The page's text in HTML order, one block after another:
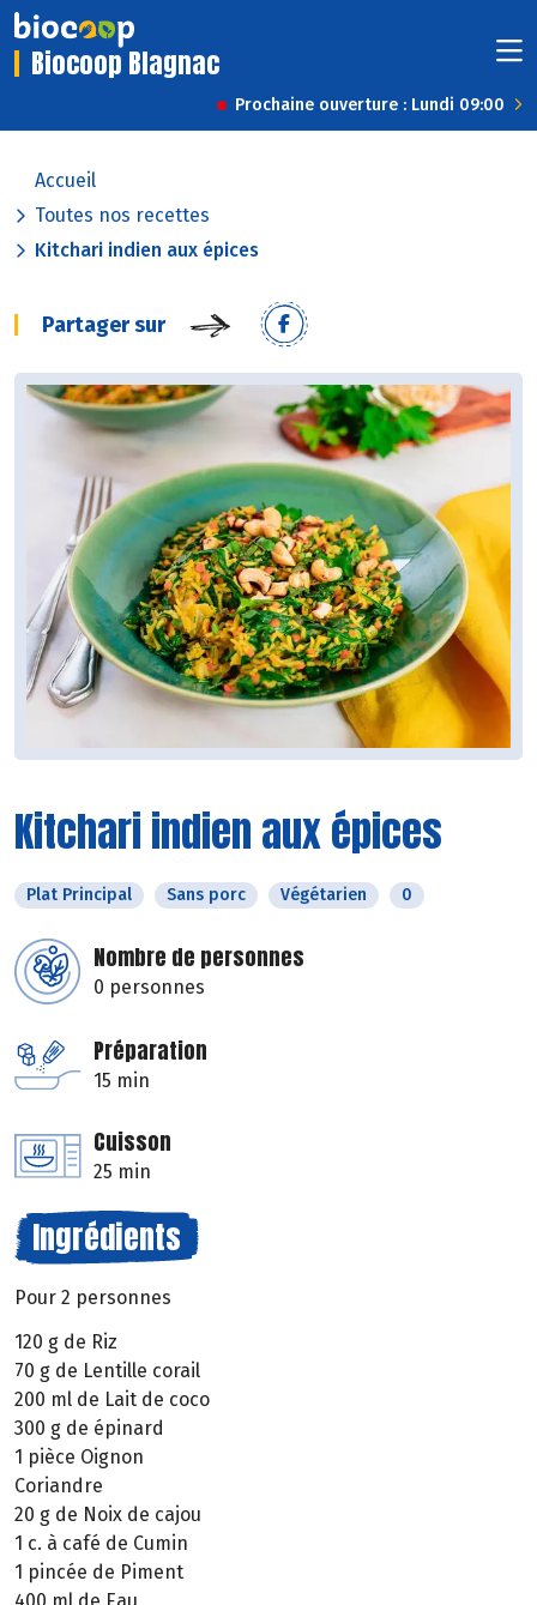
Biocoop Blagnac
Prochaine ouverture : Lundi 09:00
Accueil
Toutes nos recettes
Kitchari indien aux épices
Partager sur
Kitchari indien aux épices
Plat Principal Sans porc Végétarien 0
Nombre de personnes
0 personnes
Préparation
15 min
Cuisson
25 min
Ingrédients
Pour 2 personnes
120 g de Riz
70 g de Lentille corail
200 ml de Lait de coco
300 g de épinard
1 pièce Oignon
Coriandre
20 g de Noix de cajou
1 c. à café de Cumin
1 pincée de Piment